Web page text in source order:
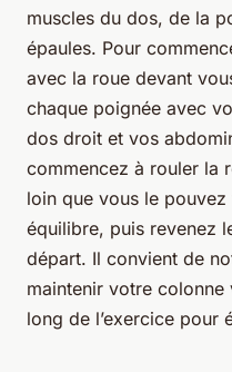
muscles du dos, de la
épaules. Pour
avec la roue devant
chaque poignée avec
dos droit et vos
commencez à rouler la
loin que vous le
équilibre, puis revenez
départ. Il convient de
maintenir votre
long de l’exercice pour